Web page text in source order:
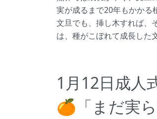
実が成るまで20年もかかる
文旦でも、挿し木すれば、
は、種がこぼれて成長した
1月12日成人
🍊「まだ実